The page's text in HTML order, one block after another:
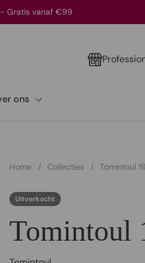
- Gratis vanaf €99
ons
Home / Collecties / Tomintoul
Uitverkocht
Tomintoul